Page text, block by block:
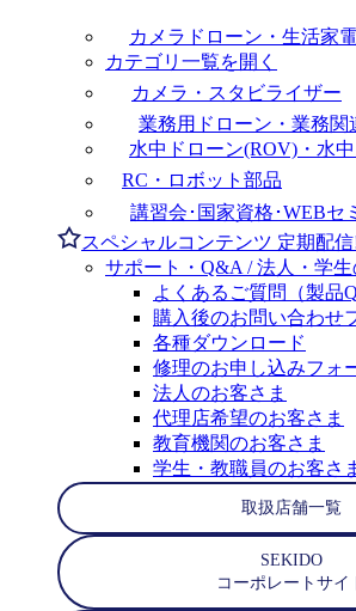
カメラドローン・生活家電
カテゴリ一覧を開く
カメラ・スタビライザー
業務用ドローン・業務関
水中ドローン(ROV)・水
RC・ロボット部品
講習会･国家資格･WEBセ
スペシャルコンテンツ 定期配
サポート・Q&A / 法人・学
よくあるご質問（製品
購入後のお問い合わせ
各種ダウンロード
修理のお申し込みフォ
法人のお客さま
代理店希望のお客さま
教育機関のお客さま
学生・教職員のお客さ
取扱店舗一覧
SEKIDO
コーポレートサイ